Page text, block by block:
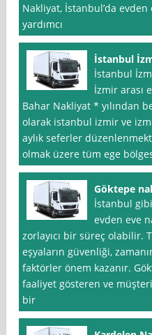
Nakliyat, İstanbul’da
yardımcı
İstanbul
İstanbul
İzmir arası
Bahar Nakliyat * yılından
olarak istanbul izmir ve
aylık seferler
olmak üzere tüm ege
Göktepe
İstanbul
evden eve
zorlayıcı bir süreç olabilir.
eşyaların güvenliği,
faktörler önem kazanır.
faaliyet gösteren ve
bir